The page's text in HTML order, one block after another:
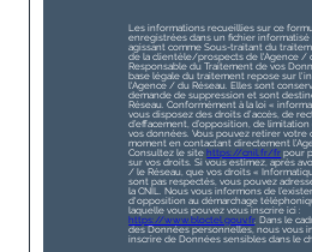
Les informations recueillies sur ce
enregistrées dans un fichier informatisé
agissant comme Sous-traitant du
de la clientèle/prospects de l'Agence /
Responsable du Traitement de vos
base légale du traitement repose sur
l'Agence / du Réseau. Elles sont
demande de suppression et sont
Réseau. Conformément à la loi «
vous disposez des droits d’accès, de
d’effacement, d’opposition, de
vos données. Vous pouvez retirer
moment en contactant directement
Consultez le site https://cnil.fr/fr pour
sur vos droits. Si vous estimez, après
/ le Réseau, que vos droits «
sont pas respectés, vous pouvez
la CNIL. Nous vous informons de
d'opposition au démarchage
laquelle vous pouvez vous inscrire ici :
https://www.bloctel.gouv.fr. Dans le
des Données personnelles, nous vous
inscrire de Données sensibles dans le